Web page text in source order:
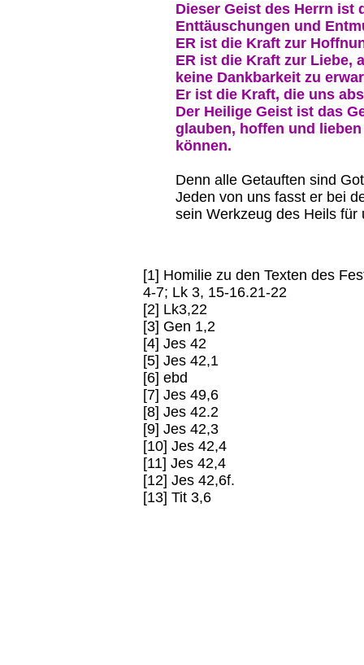
Dieser Geist des Herrn ist
Enttäuschungen und
ER ist die Kraft zur
ER ist die Kraft zur Liebe,
keine Dankbarkeit zu
Er ist die Kraft, die uns
Der Heilige Geist ist das
glauben, hoffen und
können.
Denn alle Getauften sind
Jeden von uns fasst er bei
sein Werkzeug des Heils für
[1] Homilie zu den Texten des
4-7; Lk 3, 15-16.21-22
[2] Lk3,22
[3] Gen 1,2
[4] Jes 42
[5] Jes 42,1
[6] ebd
[7] Jes 49,6
[8] Jes 42.2
[9] Jes 42,3
[10] Jes 42,4
[11] Jes 42,4
[12] Jes 42,6f.
[13] Tit 3,6